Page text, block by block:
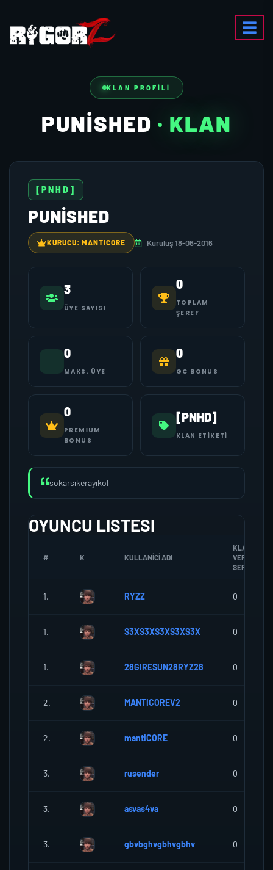
KLAN PROFILI
PUNISHED · KLAN
[PNHD]
PUNISHED
KURUCU: MANTICORE Kuruluş 18-06-2016
3
ÜYE SAYISI
0
TOPLAM
ŞEREF
0
MAKS. ÜYE
0
GC BONUS
0
PREMIUM
BONUS
[PNHD]
KLAN ETIKETI
sokarsıkerayıkol
OYUNCU LISTESI
# K KULLANICI ADI
KLANA
VERDIGI
SEREF
1. RYZZ 0
1. S3XS3XS3XS3XS3X 0
1. 28GIRESUN28RYZ28 0
2. MANTICOREV2 0
2. mantICORE 0
3. rusender 0
3. asvas4va 0
3. gbvbghvgbhvgbhv 0